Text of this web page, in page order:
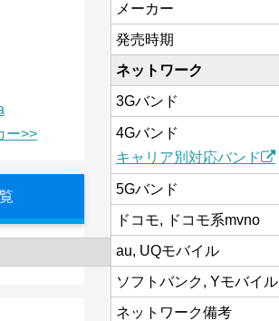
メーカー
発売時期
ネットワーク
3Gバンド
4Gバンド
キャリア別対応バンド
5Gバンド
ドコモ, ドコモ系mvno
au, UQモバイル
ソフトバンク, Yモバイル
ネットワーク備考
ー>>